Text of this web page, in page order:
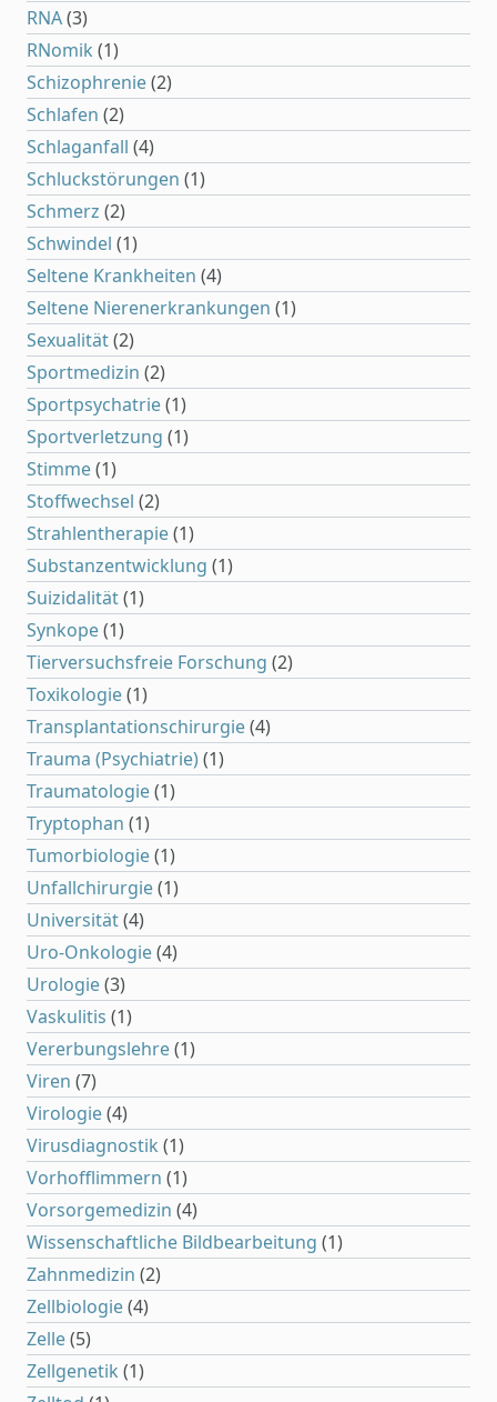
RNA(3)
RNomik (1)
Schizophrenie(2)
Schlafen (2)
Schlaganfall (4)
Schluckstörungen (1)
Schmerz (2)
Schwindel (1)
Seltene Krankheiten (4)
Seltene Nierenerkrankungen (1)
Sexualität(2)
Sportmedizin (2)
Sportpsychatrie(1)
Sportverletzung (1)
Stimme(1)
Stoffwechsel (2)
Strahlentherapie(1)
Substanzentwicklung (1)
Suizidalität(1)
Synkope(1)
Tierversuchsfreie Forschung (2)
Toxikologie(1)
Transplantationschirurgie(4)
Trauma (Psychiatrie)(1)
Traumatologie(1)
Tryptophan (1)
Tumorbiologie(1)
Unfallchirurgie(1)
Universität(4)
Uro-Onkologie(4)
Urologie(3)
Vaskulitis (1)
Vererbungslehre(1)
Viren (7)
Virologie(4)
Virusdiagnostik (1)
Vorhofflimmern (1)
Vorsorgemedizin (4)
Wissenschaftliche Bildbearbeitung (1)
Zahnmedizin (2)
Zellbiologie(4)
Zelle(5)
Zellgenetik (1)